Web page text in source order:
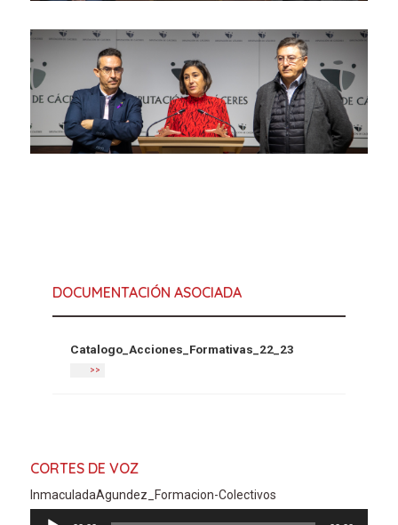
DOCUMENTACIÓN ASOCIADA
Catalogo_Acciones_Formativas_22_23
>>
CORTES DE VOZ
InmaculadaAgundez_Formacion-Colectivos
Reproductor